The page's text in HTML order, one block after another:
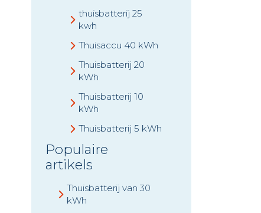
thuisbatterij 25
kwh
Thuisaccu 40 kWh
Thuisbatterij 20
kWh
Thuisbatterij 10
kWh
Thuisbatterij 5 kWh
Populaire
artikels
Thuisbatterij van 30
kWh